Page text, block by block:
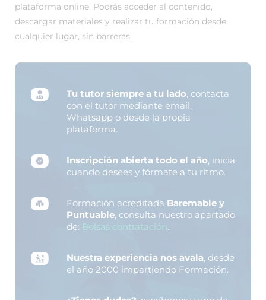
plataforma online. Podrás acceder al contenido,
descargar materiales y realizar tu formación desde
cualquier lugar, sin barreras.
Tu tutor siempre a tu lado, contacta
con el tutor mediante email,
Whatsapp o desde la propia
plataforma.
Inscripción abierta todo el año, inicia
cuando desees y fórmate a tu ritmo.
Formación acreditada Baremable y
Puntuable, consulta nuestro apartado
de: Bolsas contratación.
Nuestra experiencia nos avala, desde
el año 2000 impartiendo Formación.